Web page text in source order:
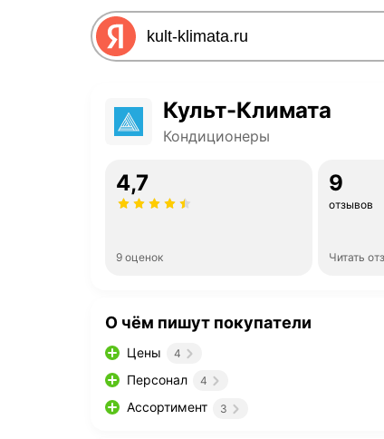
Культ-Климата
Кондиционеры
4,7
9 оценок
9
отзывов
Читать
О чём пишут покупатели
Цены 4
Персонал 4
Ассортимент 3